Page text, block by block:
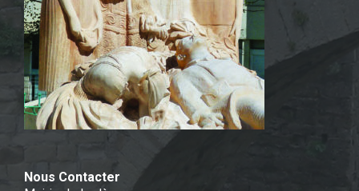
Nous Contacter